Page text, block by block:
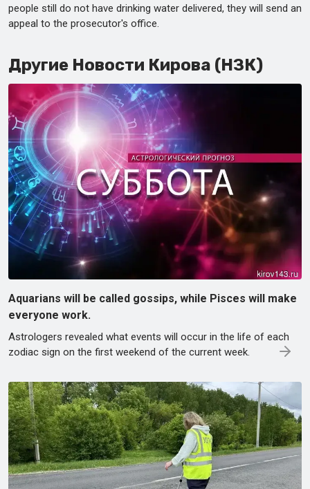
people still do not have drinking water delivered, they will send an
appeal to the prosecutor's office.
Другие Новости Кирова (НЗК)
Aquarians will be called gossips, while Pisces will make
everyone work.
Astrologers revealed what events will occur in the life of each
zodiac sign on the first weekend of the current week.